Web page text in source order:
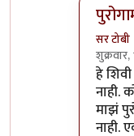
सर टोबी
In
हे
नाही.
माझं
नाही.